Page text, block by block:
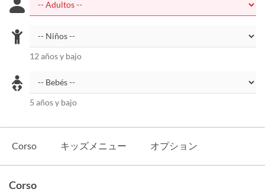
12 años y bajo
5 años y bajo
Corso キッズメニュー オプション
Corso